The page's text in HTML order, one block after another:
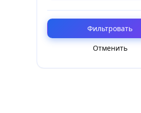
Фильтровать
Отменить